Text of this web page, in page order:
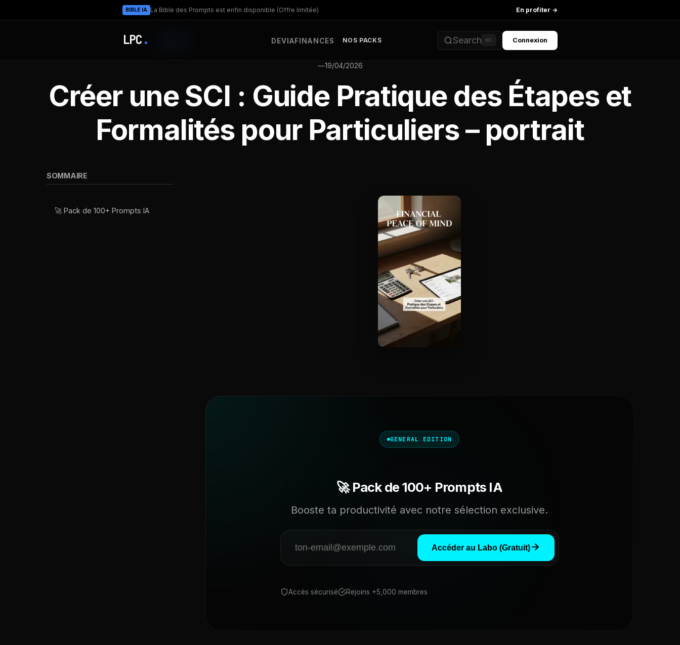
BIBLE IA La Bible des Prompts est enfin disponible (Offre limitée) En profiter →
LPC . DEVIAFINANCES NOS PACKS Search ⌘K Connexion
—19/04/2026
Créer une SCI : Guide Pratique des Étapes et
Formalités pour Particuliers – portrait
SOMMAIRE
🚀 Pack de 100+ Prompts IA
GENERAL EDITION
🚀 Pack de 100+ Prompts IA
Booste ta productivité avec notre sélection exclusive.
Accéder au Labo (Gratuit)
Accès sécurisé Rejoins +5,000 membres